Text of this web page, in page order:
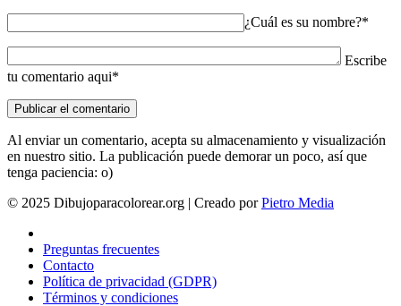
¿Cuál es su nombre?*
Escribe
tu comentario aqui*
Al enviar un comentario, acepta su almacenamiento y visualización
en nuestro sitio. La publicación puede demorar un poco, así que
tenga paciencia: o)
© 2025 Dibujoparacolorear.org | Creado porPietro Media
Preguntas frecuentes
Contacto
Política de privacidad (GDPR)
Términos y condiciones